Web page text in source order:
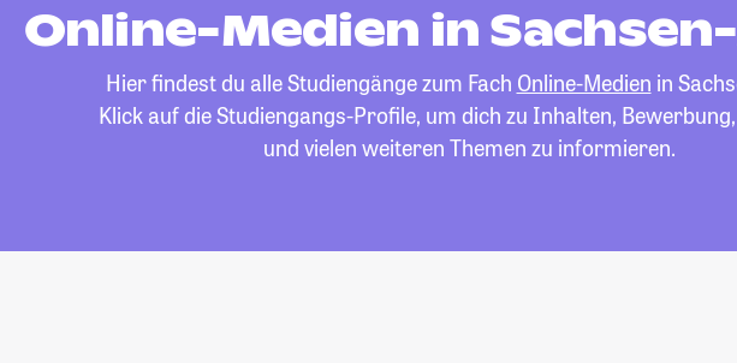
Online-Medien in
Hier findest du alle Studiengänge zum Fach Online-Medien in
Klick auf die Studiengangs-Profile, um dich zu Inhalten,
und vielen weiteren Themen zu informieren.